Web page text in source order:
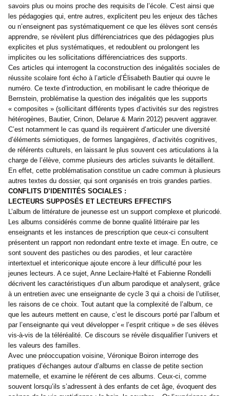
savoirs plus ou moins proche des requisits de l’école. C’est ainsi que
les pédagogies qui, entre autres, explicitent peu les enjeux des tâches
ou n’enseignent pas systématiquement ce que les élèves sont censés
apprendre, se révèlent plus différenciatrices que des pédagogies plus
explicites et plus systématiques, et redoublent ou prolongent les
implicites ou les sollicitations différenciatrices des supports.
Ces articles qui interrogent la coconstruction des inégalités sociales de
réussite scolaire font écho à l’article d’Élisabeth Bautier qui ouvre le
numéro. Ce texte d’introduction, en mobilisant le cadre théorique de
Bernstein, problématise la question des inégalités que les supports
« composites » (sollicitant différents types d’activités sur des registres
hétérogènes, Bautier, Crinon, Delarue & Marin 2012) peuvent aggraver.
C’est notamment le cas quand ils requièrent d’articuler une diversité
d’éléments sémiotiques, de formes langagières, d’activités cognitives,
de référents culturels, en laissant le plus souvent ces articulations à la
charge de l’élève, comme plusieurs des articles suivants le détaillent.
En effet, cette problématisation constitue un cadre commun à plusieurs
autres textes du dossier, qui sont organisés en trois grandes parties.
CONFLITS D’IDENTITÉS SOCIALES :
LECTEURS SUPPOSÉS ET LECTEURS EFFECTIFS
L’album de littérature de jeunesse est un support complexe et pluricodé.
Les albums considérés comme de bonne qualité littéraire par les
enseignants et les instances de prescription que ceux-ci consultent
présentent un rapport non redondant entre texte et image. En outre, ce
sont souvent des pastiches ou des parodies, et leur caractère
intertextuel et intericonique ajoute encore à leur difficulté pour les
jeunes lecteurs. A ce sujet, Anne Leclaire-Halté et Fabienne Rondelli
décrivent les caractéristiques d’un album parodique et analysent, grâce
à un entretien avec une enseignante de cycle 3 qui a choisi de l’utiliser,
les raisons de ce choix. Tout autant que la complexité de l’album, ce
que les auteurs mettent en cause, c’est le discours porté par l’album et
par l’enseignante qui veut développer « l’esprit critique » de ses élèves
vis-à-vis de la téléréalité. Ce discours se révèle disqualifier l’univers et
les valeurs des familles.
Avec une préoccupation voisine, Véronique Boiron interroge des
pratiques d’échanges autour d’albums en classe de petite section
maternelle, et examine le référent de ces albums. Ceux-ci, comme
souvent lorsqu’ils s’adressent à des enfants de cet âge, évoquent des